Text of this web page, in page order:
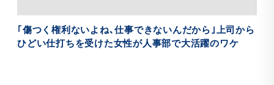
｢傷つく権利ないよね､仕事できないんだから｣上司から
ひどい仕打ちを受けた女性が人事部で大活躍のワケ